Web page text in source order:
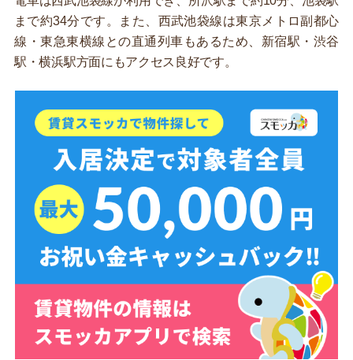
まで約34分です。また、西武池袋線は東京メトロ副都心
線・東急東横線との直通列車もあるため、新宿駅・渋谷
駅・横浜駅方面にもアクセス良好です。